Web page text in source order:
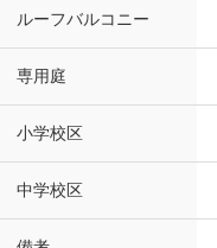
ルーフバルコニー
専用庭
小学校区
中学校区